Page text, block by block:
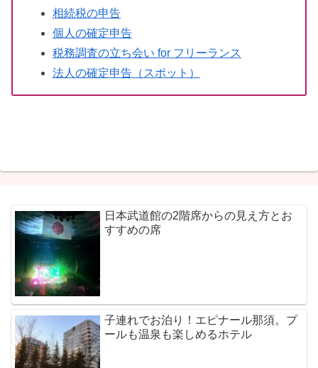
相続税の申告
個人の確定申告
税務調査の立ち会い for フリーランス
法人の確定申告（スポット）
日本武道館の2階席からの見え方とお
すすめの席
子連れでお泊り！エピナール那須。プ
ールも温泉も楽しめるホテル